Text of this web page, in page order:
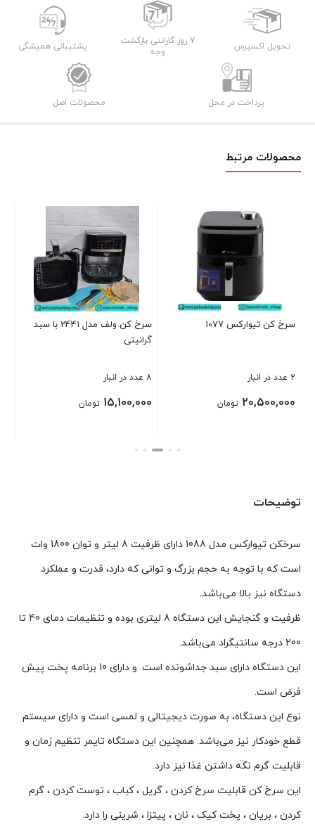
تحویل اکسپرس
7 روز گارانتی بازگشت
وجه
پشتیبانی همیشگی
پرداخت در محل محصولات اصل
محصولات مرتبط
سرخ کن تیوارکس 1077
2 عدد در انبار
20,500,000 تومان
سرخ کن ولف مدل 2441 با سبد
گرانیتی
8 عدد در انبار
15,100,000 تومان
بستن
توضیحات
سرخکن تیوارکس مدل 1088 دارای ظرفیت 8 لیتر و توان 1800 وات
است که با توجه به حجم بزرگ و توانی که دارد، قدرت و عملکرد
دستگاه نیز بالا می‌باشد.
ظرفیت و گنجایش این دستگاه 8 لیتری بوده و تنظیمات دمای 40 تا
200 درجه سانتیگراد می‌باشد.
این دستگاه دارای سبد جداشونده است. و دارای 10 برنامه پخت پیش
فرض است.
نوع این دستگاه، به صورت دیجیتالی و لمسی است و دارای سیستم
قطع خودکار نیز می‌باشد. همچنین این دستگاه تایمر تنظیم زمان و
قابلیت گرم نگه داشتن غذا نیز دارد.
این سرخ کن قابلیت سرخ کردن ، گریل ، کباب ، توست کردن ، گرم
کردن ، بریان ، پخت کیک ، نان ، پیتزا ، شرینی را دارد.